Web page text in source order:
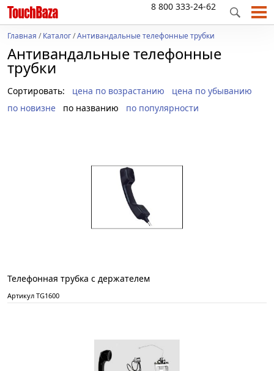
8 800 333-24-62
Главная /Каталог/Антивандальные телефонные трубки
Антивандальные телефонные
трубки
Сортировать: цена по возрастанию
цена по убыванию
по новизне
по названию по популярности
Телефонная трубка с держателем
Артикул TG1600